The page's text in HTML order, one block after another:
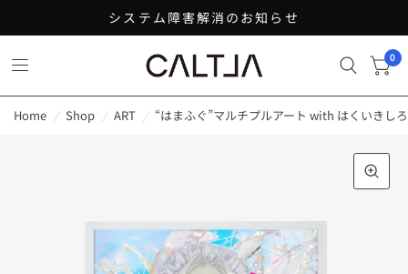
システム障害解消のお知らせ
0
Home / Shop / ART / “はまふぐ”マルチプルアート with はくいきし